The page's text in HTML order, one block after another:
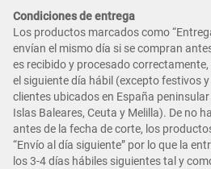
Condiciones de entrega
Los productos marcados como
envían el mismo día si se compran
es recibido y procesado
el siguiente día hábil (excepto festivos
clientes ubicados en España
Islas Baleares, Ceuta y Melilla). De no
antes de la fecha de corte, los
“Envío al día siguiente” por lo que la
los 3-4 días hábiles siguientes tal y